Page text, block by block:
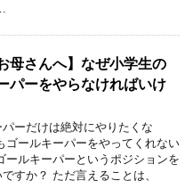
母さんへ】なぜ小学生の
パーをやらなければいけ
パーだけは絶対にやりたくな
ゴールキーパーをやってくれない
ールキーパーというポジションを
すか？ ただ言えることは、